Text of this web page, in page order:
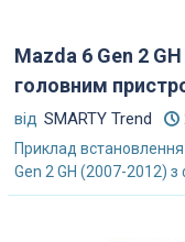
Mazda 6 Gen 2
головним
від SMARTY Trend
Приклад
Gen 2 GH (2007-2012) з